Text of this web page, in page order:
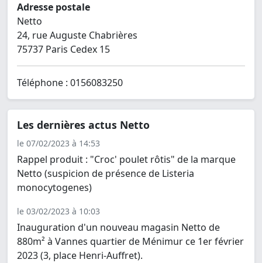
Adresse postale
Netto
24, rue Auguste Chabrières
75737 Paris Cedex 15
Téléphone : 0156083250
Les dernières actus Netto
le 07/02/2023 à 14:53
Rappel produit : "Croc' poulet rôtis" de la marque
Netto (suspicion de présence de Listeria
monocytogenes)
le 03/02/2023 à 10:03
Inauguration d'un nouveau magasin Netto de
880m² à Vannes quartier de Ménimur ce 1er février
2023 (3, place Henri-Auffret).